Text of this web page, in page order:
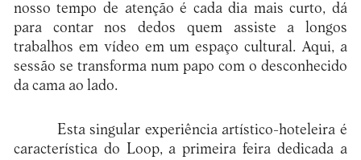
nosso tempo de atenção é cada dia mais curto, dá
para contar nos dedos quem assiste a longos
trabalhos em vídeo em um espaço cultural. Aqui, a
sessão se transforma num papo com o desconhecido
da cama ao lado.
Esta singular experiência artístico-hoteleira é
característica do Loop, a primeira feira dedicada a